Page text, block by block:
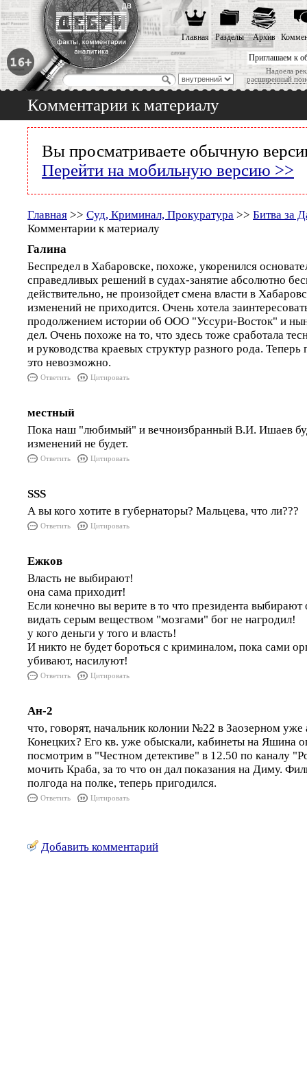
Приглашаем к
Надоела
расширенный
Главная Разделы Архив
Комментарии к материалу
Вы просматриваете обычную
Перейти на мобильную версию >>
Главная >> Суд, Криминал, Прокуратура >> Битва за
Комментарии к материалу
Галина
Беспредел в Хабаровске, похоже, укоренился
справедливых решений в судах-занятие абсолютно
действительно, не произойдет смена власти в
изменений не приходится. Очень хотела
продолжением истории об ООО "Уссури-Восток" и
дел. Очень похоже на то, что здесь тоже сработала
и руководства краевых структур разного рода.
это невозможно.
Ответить Цитировать
местный
Пока наш "любимый" и вечноизбранный В.И. Ишаев
изменений не будет.
Ответить Цитировать
SSS
А вы кого хотите в губернаторы? Мальцева, что ли???
Ответить Цитировать
Ежков
Власть не выбирают!
она сама приходит!
Если конечно вы верите в то что президента
видать серым веществом "мозгами" бог не нагродил!
у кого деньги у того и власть!
И никто не будет бороться с криминалом, пока сами
убивают, насилуют!
Ответить Цитировать
Ан-2
что, говорят, начальник колонии №22 в Заозерном
Конецких? Его кв. уже обыскали, кабинеты на Яшина
посмотрим в "Честном детективе" в 12.50 по каналу
мочить Краба, за то что он дал показания на Диму.
полгода на полке, теперь пригодился.
Ответить Цитировать
Добавить комментарий